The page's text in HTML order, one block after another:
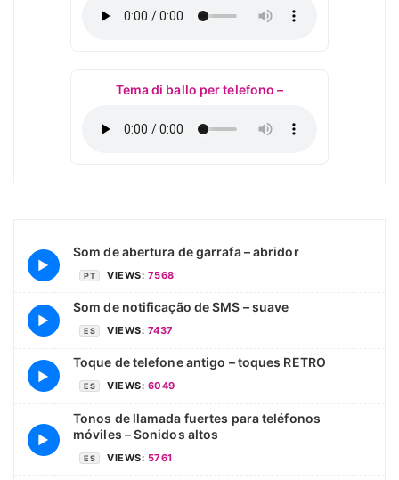
Tema di ballo per telefono –
▶
Som de abertura de garrafa – abridor
PT VIEWS: 7568
▶
Som de notificação de SMS – suave
ES VIEWS: 7437
▶
Toque de telefone antigo – toques RETRO
ES VIEWS: 6049
▶
Tonos de llamada fuertes para teléfonos
móviles – Sonidos altos
ES VIEWS: 5761